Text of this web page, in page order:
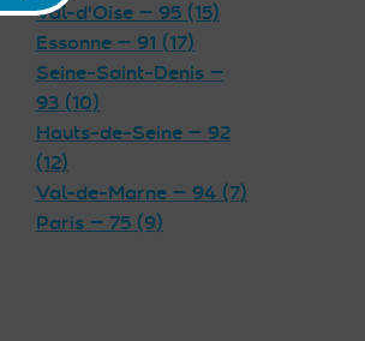
Val-d'Oise — 95 (15)
Essonne — 91 (17)
Seine-Saint-Denis —
93 (10)
Hauts-de-Seine — 92
(12)
Val-de-Marne — 94 (7)
Paris — 75 (9)